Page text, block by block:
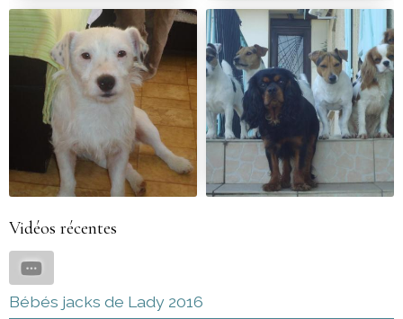
Vidéos récentes
Bébés jacks de Lady 2016